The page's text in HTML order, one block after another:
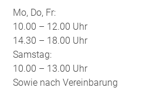
Mo, Do, Fr:
10.00 – 12.00 Uhr
14.30 – 18.00 Uhr
Samstag:
10.00 – 13.00 Uhr
Sowie nach Vereinbarung